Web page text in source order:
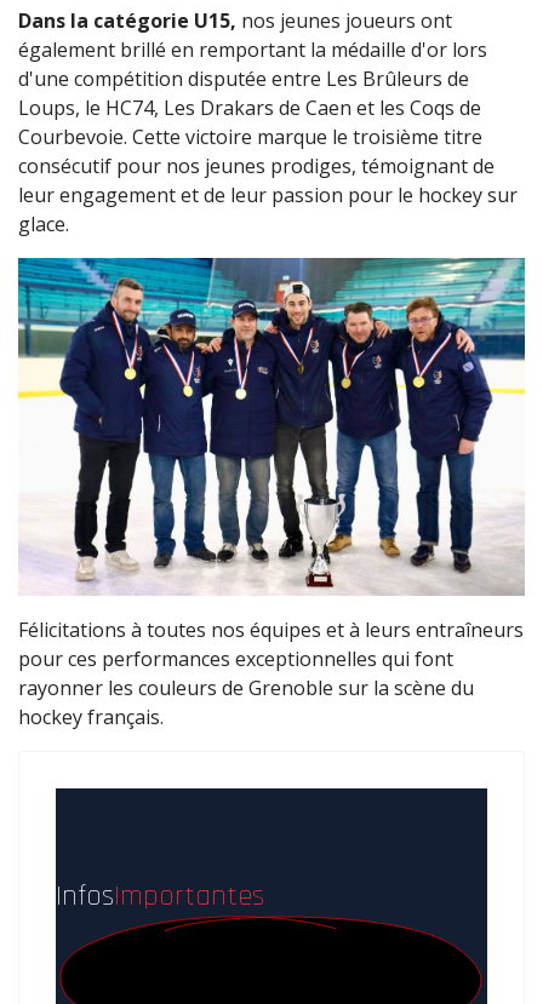
Dans la catégorie U15, nos jeunes joueurs ont
également brillé en remportant la médaille d'or lors
d'une compétition disputée entre Les Brûleurs de
Loups, le HC74, Les Drakars de Caen et les Coqs de
Courbevoie. Cette victoire marque le troisième titre
consécutif pour nos jeunes prodiges, témoignant de
leur engagement et de leur passion pour le hockey sur
glace.
Félicitations à toutes nos équipes et à leurs entraîneurs
pour ces performances exceptionnelles qui font
rayonner les couleurs de Grenoble sur la scène du
hockey français.
InfosImportantes